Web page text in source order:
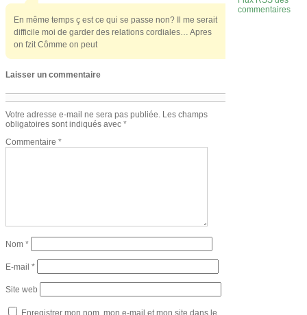
En même temps ç est ce qui se passe non? Il me serait
difficile moi de garder des relations cordiales… Apres
on fzit Cômme on peut
Laisser un commentaire
Votre adresse e-mail ne sera pas publiée. Les champs
obligatoires sont indiqués avec *
Commentaire *
Nom *
E-mail *
Site web
Enregistrer mon nom, mon e-mail et mon site dans le
commentaires